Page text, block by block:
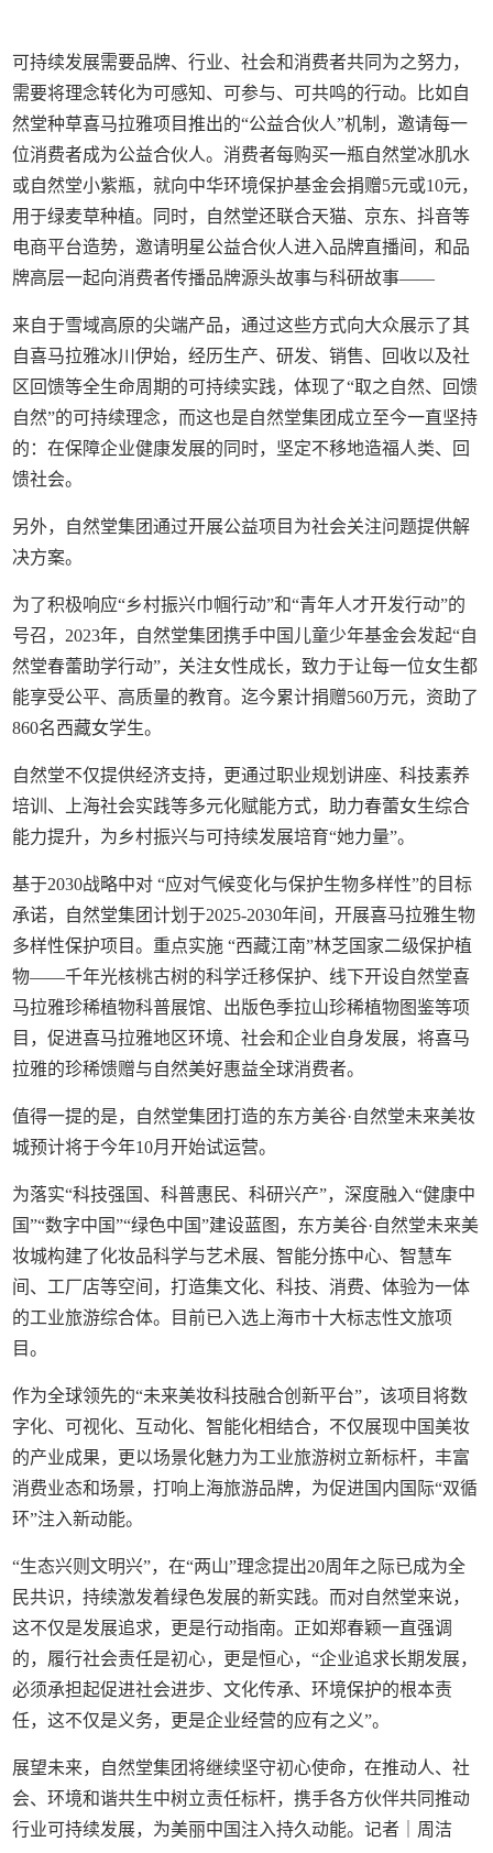
可持续发展需要品牌、行业、社会和消费者共同为之努力，
需要将理念转化为可感知、可参与、可共鸣的行动。比如自
然堂种草喜马拉雅项目推出的“公益合伙人”机制，邀请每一
位消费者成为公益合伙人。消费者每购买一瓶自然堂冰肌水
或自然堂小紫瓶，就向中华环境保护基金会捐赠5元或10元，
用于绿麦草种植。同时，自然堂还联合天猫、京东、抖音等
电商平台造势，邀请明星公益合伙人进入品牌直播间，和品
牌高层一起向消费者传播品牌源头故事与科研故事——
来自于雪域高原的尖端产品，通过这些方式向大众展示了其
自喜马拉雅冰川伊始，经历生产、研发、销售、回收以及社
区回馈等全生命周期的可持续实践，体现了“取之自然、回馈
自然”的可持续理念，而这也是自然堂集团成立至今一直坚持
的：在保障企业健康发展的同时，坚定不移地造福人类、回
馈社会。
另外，自然堂集团通过开展公益项目为社会关注问题提供解
决方案。
为了积极响应“乡村振兴巾帼行动”和“青年人才开发行动”的
号召，2023年，自然堂集团携手中国儿童少年基金会发起“自
然堂春蕾助学行动”，关注女性成长，致力于让每一位女生都
能享受公平、高质量的教育。迄今累计捐赠560万元，资助了
860名西藏女学生。
自然堂不仅提供经济支持，更通过职业规划讲座、科技素养
培训、上海社会实践等多元化赋能方式，助力春蕾女生综合
能力提升，为乡村振兴与可持续发展培育“她力量”。
基于2030战略中对 “应对气候变化与保护生物多样性”的目标
承诺，自然堂集团计划于2025-2030年间，开展喜马拉雅生物
多样性保护项目。重点实施 “西藏江南”林芝国家二级保护植
物——千年光核桃古树的科学迁移保护、线下开设自然堂喜
马拉雅珍稀植物科普展馆、出版色季拉山珍稀植物图鉴等项
目，促进喜马拉雅地区环境、社会和企业自身发展，将喜马
拉雅的珍稀馈赠与自然美好惠益全球消费者。
值得一提的是，自然堂集团打造的东方美谷·自然堂未来美妆
城预计将于今年10月开始试运营。
为落实“科技强国、科普惠民、科研兴产”，深度融入“健康中
国”“数字中国”“绿色中国”建设蓝图，东方美谷·自然堂未来美
妆城构建了化妆品科学与艺术展、智能分拣中心、智慧车
间、工厂店等空间，打造集文化、科技、消费、体验为一体
的工业旅游综合体。目前已入选上海市十大标志性文旅项
目。
作为全球领先的“未来美妆科技融合创新平台”，该项目将数
字化、可视化、互动化、智能化相结合，不仅展现中国美妆
的产业成果，更以场景化魅力为工业旅游树立新标杆，丰富
消费业态和场景，打响上海旅游品牌，为促进国内国际“双循
环”注入新动能。
“生态兴则文明兴”，在“两山”理念提出20周年之际已成为全
民共识，持续激发着绿色发展的新实践。而对自然堂来说，
这不仅是发展追求，更是行动指南。正如郑春颖一直强调
的，履行社会责任是初心，更是恒心，“企业追求长期发展，
必须承担起促进社会进步、文化传承、环境保护的根本责
任，这不仅是义务，更是企业经营的应有之义”。
展望未来，自然堂集团将继续坚守初心使命，在推动人、社
会、环境和谐共生中树立责任标杆，携手各方伙伴共同推动
行业可持续发展，为美丽中国注入持久动能。记者｜周洁